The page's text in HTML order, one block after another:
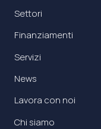
Settori
Finanziamenti
Servizi
News
Lavora con noi
Chi siamo